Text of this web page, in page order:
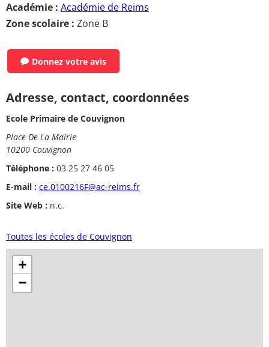
Académie : Académie de Reims
Zone scolaire : Zone B
Donnez votre avis
Adresse, contact, coordonnées
Ecole Primaire de Couvignon
Place De La Mairie
10200 Couvignon
Téléphone : 03 25 27 46 05
E-mail : ce.0100216F@ac-reims.fr
Site Web : n.c.
Toutes les écoles de Couvignon
+
−